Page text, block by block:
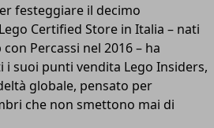
festeggiare il decimo
Certified Store in Italia – nati
Percassi nel 2016 – ha
suoi punti vendita Lego Insiders,
globale, pensato per
che non smettono mai di